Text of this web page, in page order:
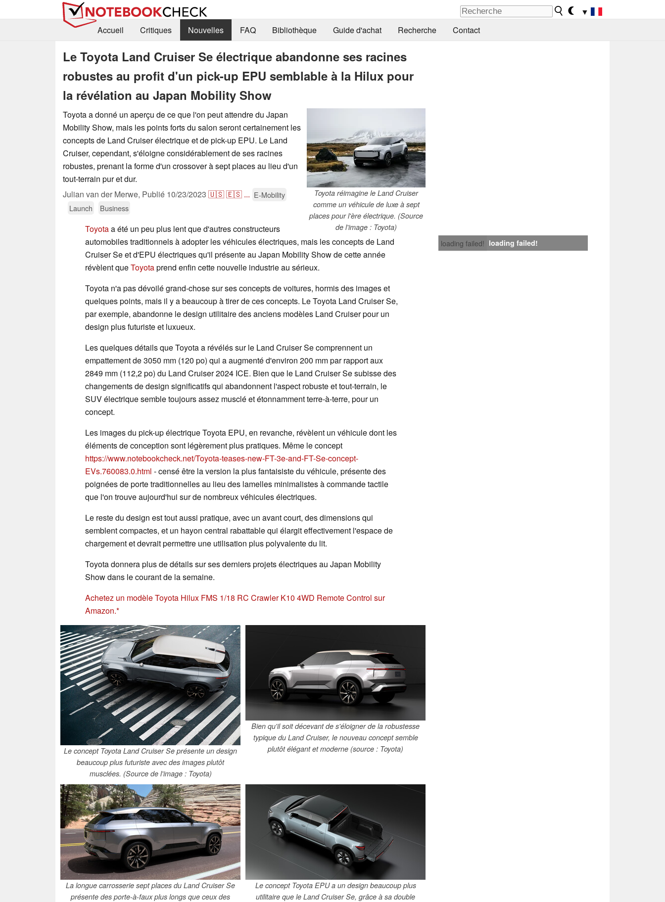
▼
Accueil
Critiques Nouvelles FAQ Bibliothèque Guide d'achat Recherche Contact
Le Toyota Land Cruiser Se électrique abandonne ses racines
robustes au profit d'un pick-up EPU semblable à la Hilux pour
la révélation au Japan Mobility Show
Toyota réimagine le Land Cruiser
comme un véhicule de luxe à sept
places pour l'ère électrique. (Source
de l'image : Toyota)
Toyota a donné un aperçu de ce que l'on peut attendre du Japan
Mobility Show, mais les points forts du salon seront certainement les
concepts de Land Cruiser électrique et de pick-up EPU. Le Land
Cruiser, cependant, s'éloigne considérablement de ses racines
robustes, prenant la forme d'un crossover à sept places au lieu d'un
tout-terrain pur et dur.
Julian van der Merwe, Publié 10/23/2023 🇺🇸🇪🇸 ... E-Mobility
Launch
Business
loading failed! loading failed!
Toyotaa été un peu plus lent que d'autres constructeurs
automobiles traditionnels à adopter les véhicules électriques, mais les concepts de Land
Cruiser Se et d'EPU électriques qu'il présente au Japan Mobility Show de cette année
révèlent queToyotaprend enfin cette nouvelle industrie au sérieux.
Toyota n'a pas dévoilé grand-chose sur ses concepts de voitures, hormis des images et
quelques points, mais il y a beaucoup à tirer de ces concepts. Le Toyota Land Cruiser Se,
par exemple, abandonne le design utilitaire des anciens modèles Land Cruiser pour un
design plus futuriste et luxueux.
Les quelques détails que Toyota a révélés sur le Land Cruiser Se comprennent un
empattement de 3050 mm (120 po) qui a augmenté d'environ 200 mm par rapport aux
2849 mm (112,2 po) du Land Cruiser 2024 ICE. Bien que le Land Cruiser Se subisse des
changements de design significatifs qui abandonnent l'aspect robuste et tout-terrain, le
SUV électrique semble toujours assez musclé et étonnamment terre-à-terre, pour un
concept.
Les images du pick-up électrique Toyota EPU, en revanche, révèlent un véhicule dont les
éléments de conception sont légèrement plus pratiques. Même le concept
https://www.notebookcheck.net/Toyota-teases-new-FT-3e-and-FT-Se-concept-
EVs.760083.0.html - censé être la version la plus fantaisiste du véhicule, présente des
poignées de porte traditionnelles au lieu des lamelles minimalistes à commande tactile
que l'on trouve aujourd'hui sur de nombreux véhicules électriques.
Le reste du design est tout aussi pratique, avec un avant court, des dimensions qui
semblent compactes, et un hayon central rabattable qui élargit effectivement l'espace de
chargement et devrait permettre une utilisation plus polyvalente du lit.
Toyota donnera plus de détails sur ses derniers projets électriques au Japan Mobility
Show dans le courant de la semaine.
Achetez un modèle Toyota Hilux FMS 1/18 RC Crawler K10 4WD Remote Control sur
Amazon.
Le concept Toyota Land Cruiser Se présente un design
beaucoup plus futuriste avec des images plutôt
musclées. (Source de l'image : Toyota)
Bien qu'il soit décevant de s'éloigner de la robustesse
typique du Land Cruiser, le nouveau concept semble
plutôt élégant et moderne (source : Toyota)
La longue carrosserie sept places du Land Cruiser Se
présente des porte-à-faux plus longs que ceux des
Le concept Toyota EPU a un design beaucoup plus
utilitaire que le Land Cruiser Se, grâce à sa double